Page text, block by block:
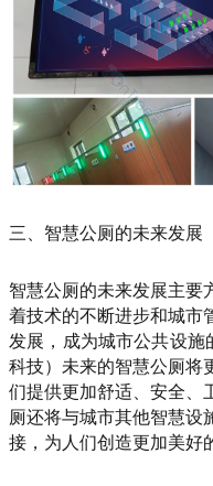
三、智慧公厕的未来发展
智慧公厕的未来发展主要
着技术的不断进步和城市
发展，成为城市公共设施
科技）未来的智慧公厕将
们提供更加舒适、安全、
厕还将与城市其他智慧设
接，为人们创造更加美好